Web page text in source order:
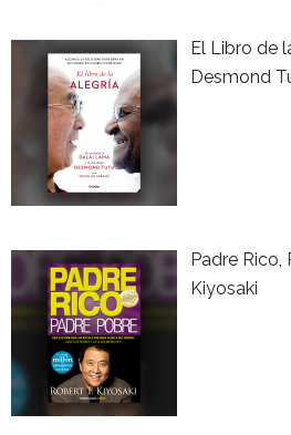
El Libro de
Desmond
Padre Rico,
Kiyosaki